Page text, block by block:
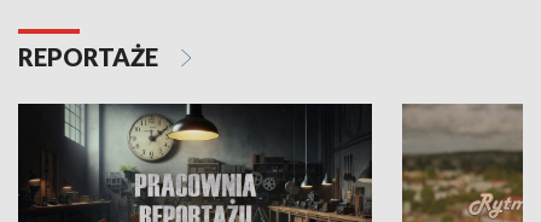
REPORTAŻE